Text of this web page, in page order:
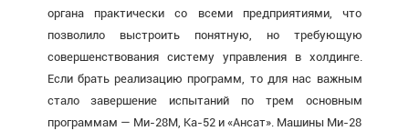
органа практически со всеми предприятиями, что
позволило выстроить понятную, но требующую
совершенствования систему управления в холдинге.
Если брать реализацию программ, то для нас важным
стало завершение испытаний по трем основным
программам — Ми-28М, Ка-52 и «Ансат». Машины Ми-28